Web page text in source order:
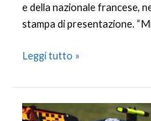
e della nazionale francese,
stampa di presentazione.
Leggi tutto »
F1,